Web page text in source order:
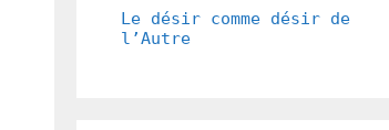
Le désir comme désir de
l’Autre